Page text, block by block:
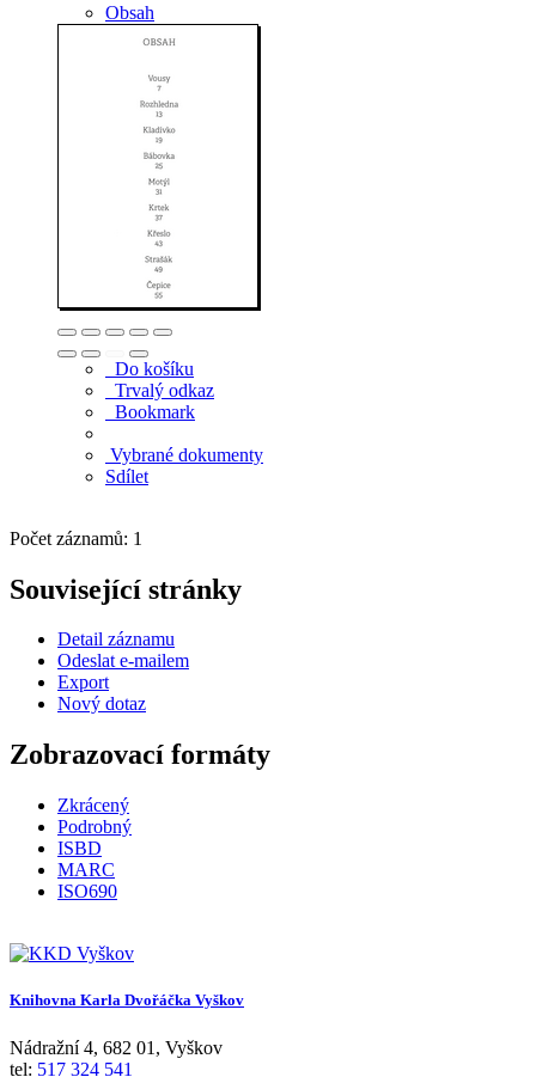
Obsah
Do košíku
Trvalý odkaz
Bookmark
Vybrané dokumenty
Sdílet
Počet záznamů: 1
Související stránky
Detail záznamu
Odeslat e-mailem
Export
Nový dotaz
Zobrazovací formáty
Zkrácený
Podrobný
ISBD
MARC
ISO690
Knihovna Karla Dvořáčka Vyškov
Nádražní 4, 682 01 , Vyškov
tel: 517 324 541